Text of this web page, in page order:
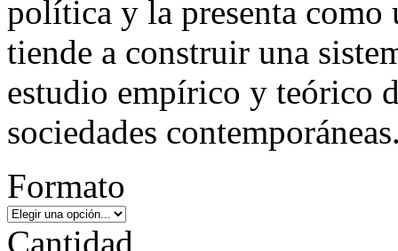
política y la presenta
tiende a construir una
estudio empírico y teórico
sociedades
Formato
Cantidad